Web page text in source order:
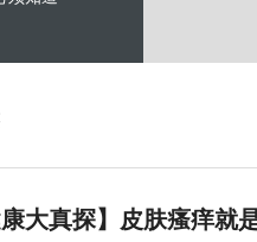
康大真探】皮肤瘙痒就